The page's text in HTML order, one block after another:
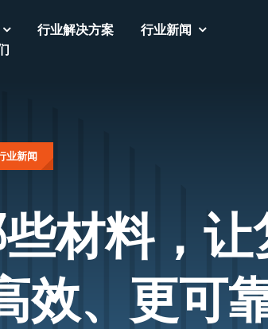
行业解决方案
行业新闻
业新闻
材料，
效、更可